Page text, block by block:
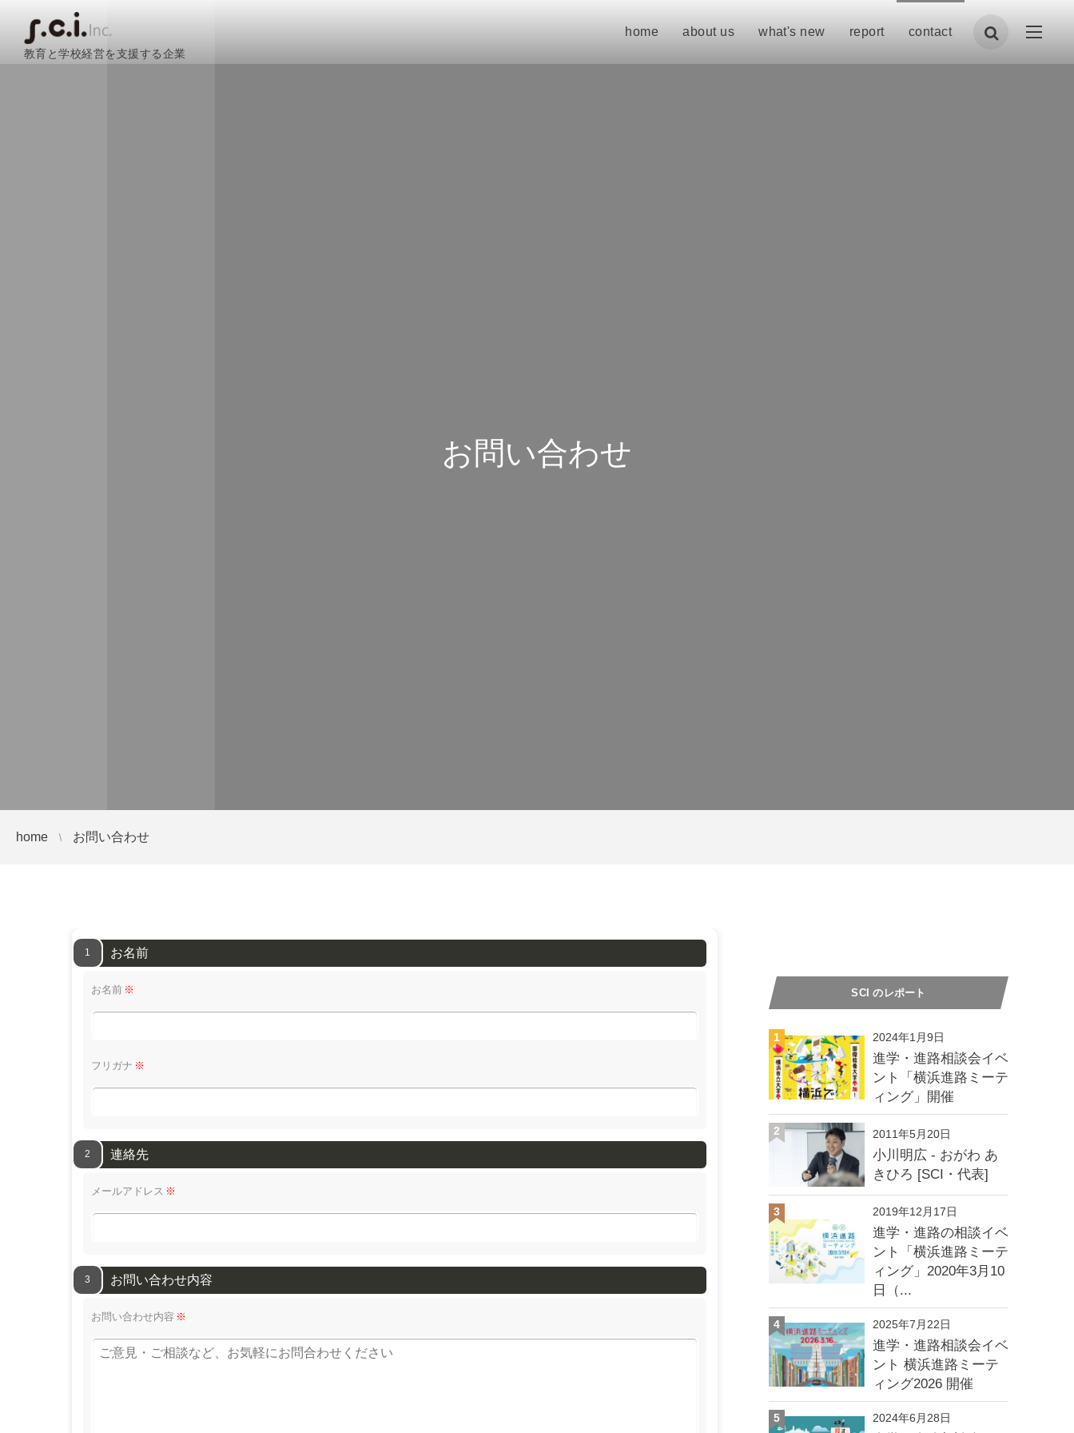
教育と学校経営を支援する企業
home about us what's new report contact
お問い合わせ
home お問い合わせ
1 お名前
お名前 ※
フリガナ ※
2 連絡先
メールアドレス ※
3 お問い合わせ内容
お問い合わせ内容 ※
SCI のレポート
2024年1月9日
進学・進路相談会イベ
ント「横浜進路ミーテ
ィング」開催
1
2011年5月20日
小川明広 - おがわ あ
きひろ [SCI・代表]
2
2019年12月17日
進学・進路の相談イベ
ント「横浜進路ミーテ
ィング」2020年3月10
日（...
3
2025年7月22日
進学・進路相談会イベ
ント 横浜進路ミーテ
ィング2026 開催
4
2024年6月28日
5